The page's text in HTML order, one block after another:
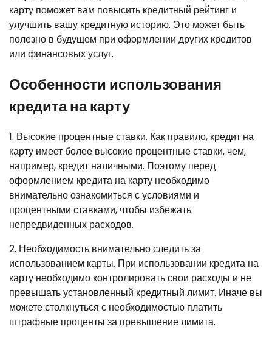
карту поможет вам повысить кредитный рейтинг и
улучшить вашу кредитную историю. Это может быть
полезно в будущем при оформлении других кредитов
или финансовых услуг.
Особенности использования
кредита на карту
1. Высокие процентные ставки. Как правило, кредит на
карту имеет более высокие процентные ставки, чем,
например, кредит наличными. Поэтому перед
оформлением кредита на карту необходимо
внимательно ознакомиться с условиями и
процентными ставками, чтобы избежать
непредвиденных расходов.
2. Необходимость внимательно следить за
использованием карты. При использовании кредита на
карту необходимо контролировать свои расходы и не
превышать установленный кредитный лимит. Иначе вы
можете столкнуться с необходимостью платить
штрафные проценты за превышение лимита.